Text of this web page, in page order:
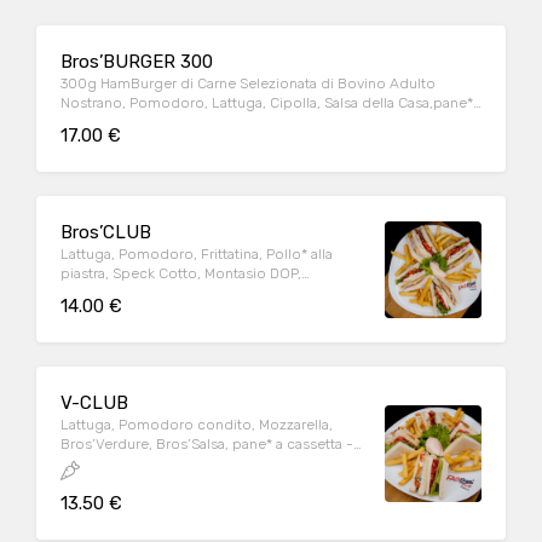
Bros’BURGER 300
300g HamBurger di Carne Selezionata di Bovino Adulto
Nostrano, Pomodoro, Lattuga, Cipolla, Salsa della Casa,pane*
17.00 €
Bros’CLUB
Lattuga, Pomodoro, Frittatina, Pollo* alla
piastra, Speck Cotto, Montasio DOP,
14.00 €
V-CLUB
Lattuga, Pomodoro condito, Mozzarella,
Bros’Verdure, Bros’Salsa, pane* a cassetta -
Salsa rosa.
13.50 €